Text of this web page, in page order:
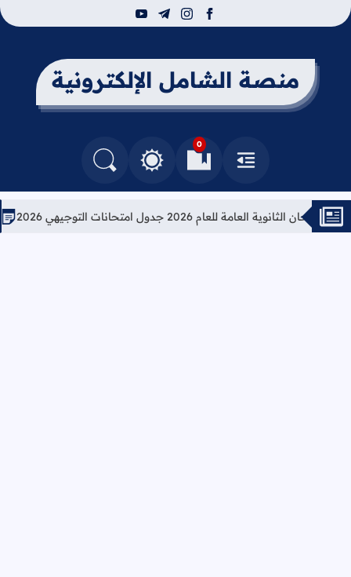
facebook
instagram
telegram
youtube
منصة الشامل الإلكترونية
القائمة
0
العلامات المرجعيةالتغيير بين الوضع النهاري والداكن
البحث في المدونة
العامة للعام 2026 جدول امتحانات التوجيهي 2026